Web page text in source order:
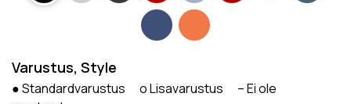
Varustus, Style
● Standardvarustus o Lisavarustus – Ei ole